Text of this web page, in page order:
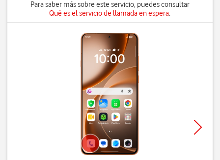
Para saber más sobre este servicio, puedes consultar
Qué es el servicio de llamada en espera.